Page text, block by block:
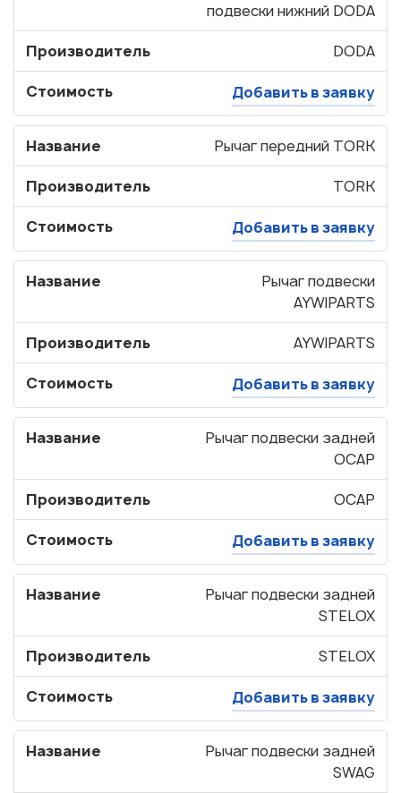
Узнать стоимость
запчастей
Корзина пуста
подвески нижний DODA
Производитель DODA
Стоимость Добавить в заявку
Название Рычаг передний TORK
Производитель TORK
Стоимость Добавить в заявку
Название
Рычаг подвески
AYWIPARTS
Производитель AYWIPARTS
Стоимость Добавить в заявку
Название
Рычаг подвески задней
OCAP
Производитель OCAP
Стоимость Добавить в заявку
Название
Рычаг подвески задней
STELOX
Производитель STELOX
Стоимость Добавить в заявку
Название
Рычаг подвески задней
SWAG